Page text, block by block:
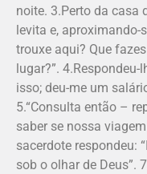
noite. 3.Perto da casa
levita e, aproximando-
trouxe aqui? Que
lugar?”.
isso; deu-me um
5.“Consulta então –
saber se nossa
sacerdote respondeu:
sob o olhar de Deus”.